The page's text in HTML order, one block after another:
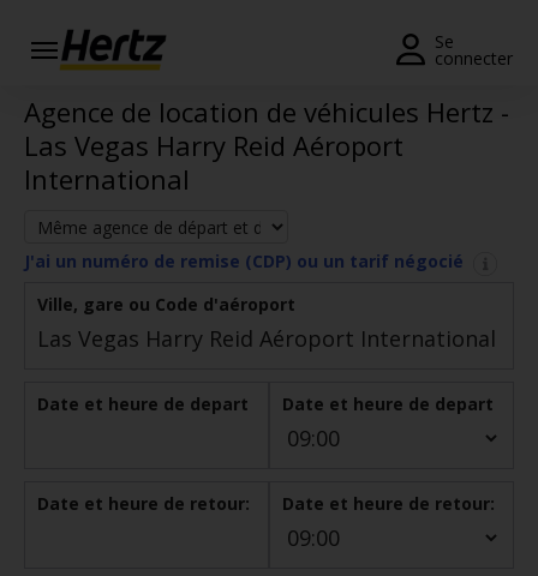
Se
connecter
Réservation
Modifier/Annuler
agences
spéciales
membre
Location
Agence de location de véhicules Hertz -
Las Vegas Harry Reid Aéroport
International
J'ai un numéro de remise (CDP) ou un tarif négocié
Ville, gare ou Code d'aéroport
Date et heure de depart Date et heure de depart
Date et heure de retour: Date et heure de retour: